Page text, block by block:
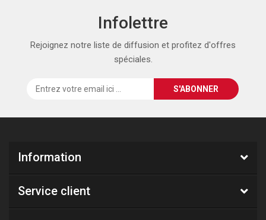
Infolettre
Rejoignez notre liste de diffusion et profitez d'offres
spéciales.
Information
Service client